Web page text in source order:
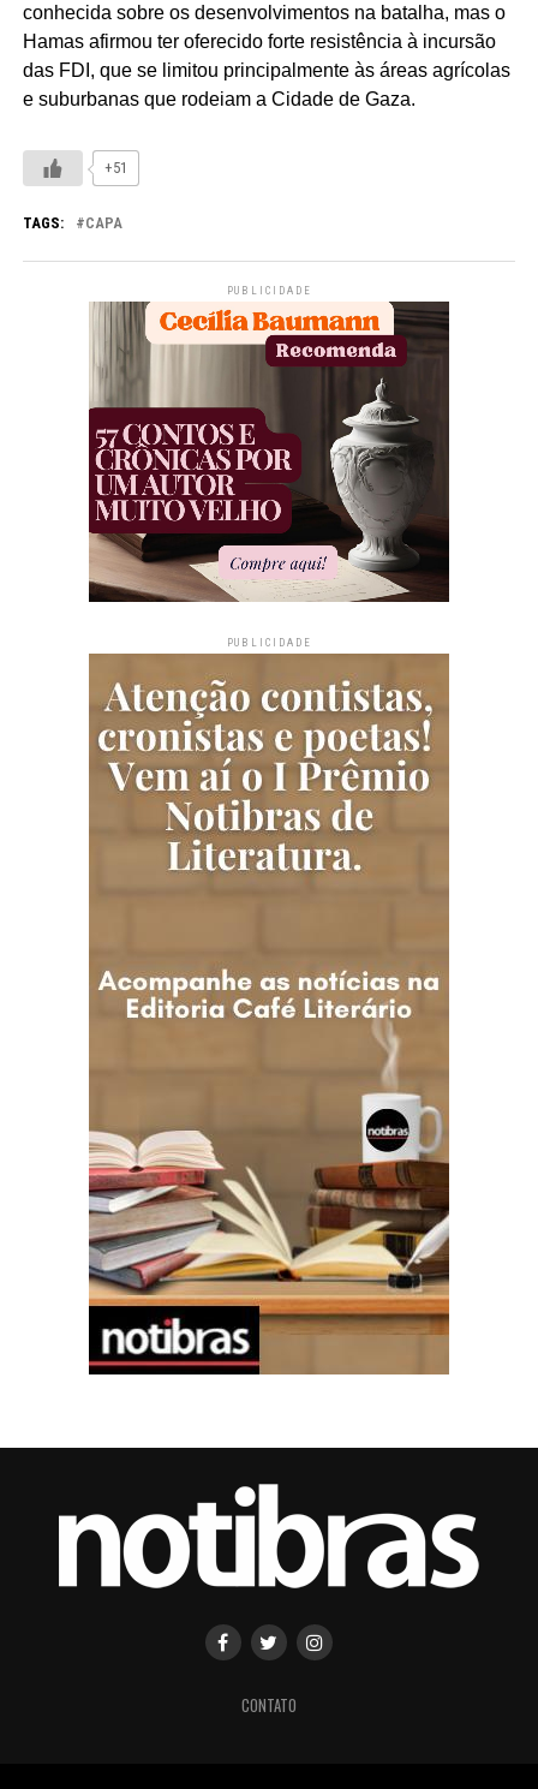
conhecida sobre os desenvolvimentos na batalha, mas o
Hamas afirmou ter oferecido forte resistência à incursão
das FDI, que se limitou principalmente às áreas agrícolas
e suburbanas que rodeiam a Cidade de Gaza.
+51
TAGS: CAPA
PUBLICIDADE
PUBLICIDADE
CONTATO